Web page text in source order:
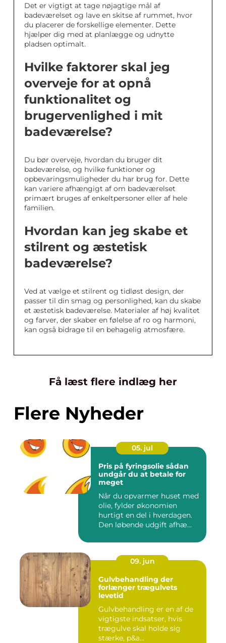
Det er vigtigt at tage nøjagtige mål af
badeværelset og lave en skitse af rummet, hvor
du placerer de forskellige elementer. Dette
hjælper dig med at planlægge og udnytte
pladsen optimalt.
Hvilke faktorer skal jeg
overveje for at opnå
funktionalitet og
brugervenlighed i mit
badeværelse?
Du bør overveje, hvordan du bruger dit
badeværelse, og hvilke funktioner og
opbevaringsmuligheder du har brug for. Dette
kan variere afhængigt af om badeværelset
primært bruges af enkeltpersoner eller af hele
familien.
Hvordan kan jeg skabe et
stilrent og æstetisk
badeværelse?
Ved at vælge et stilrent og tidløst design, der
passer til din smag og personlighed, kan du skabe
et æstetisk badeværelse. Materialer af høj kvalitet
og farver, der skaber en følelse af ro og harmoni,
kan også bidrage til en behagelig atmosfære.
Få læst flere indlæg her
Flere Nyheder
05. jul
Pris på fyringsolie sådan
undgår du at betale for
meget
Når du opvarmer huset med
olie, fylder økonomien
hurtigt en del i hverdagen.
Den løbende udgift afhæ...
09. jun
Gulvbehandling der
forlænger trægulvets
levetid
Gulvbehandling er en af de
vigtigste indsatser, hvis
trægulve skal holde sig
stærke, p&a...